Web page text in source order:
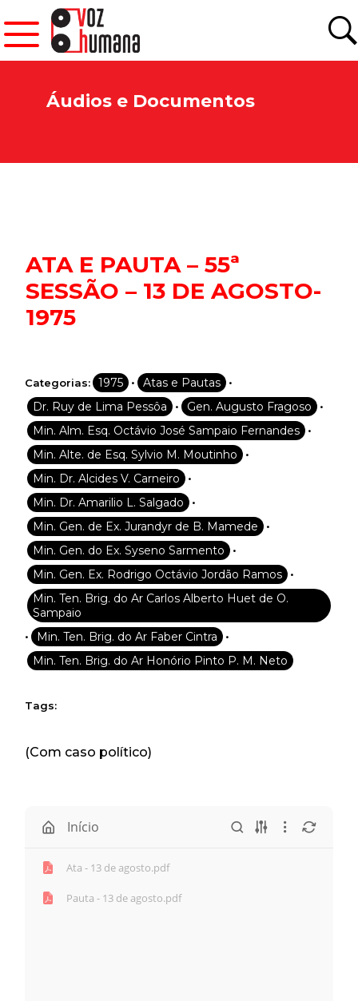
Áudios e Documentos
ATA E PAUTA – 55ª
SESSÃO – 13 DE AGOSTO-
1975
Categorias: 1975 • Atas e Pautas •
Dr. Ruy de Lima Pessôa • Gen. Augusto Fragoso •
Min. Alm. Esq. Octávio José Sampaio Fernandes •
Min. Alte. de Esq. Sylvio M. Moutinho •
Min. Dr. Alcides V. Carneiro •
Min. Dr. Amarilio L. Salgado •
Min. Gen. de Ex. Jurandyr de B. Mamede •
Min. Gen. do Ex. Syseno Sarmento •
Min. Gen. Ex. Rodrigo Octávio Jordão Ramos •
Min. Ten. Brig. do Ar Carlos Alberto Huet de O.
Sampaio
• Min. Ten. Brig. do Ar Faber Cintra •
Min. Ten. Brig. do Ar Honório Pinto P. M. Neto
Tags:
(Com caso político)
Início
Ata - 13 de agosto.pdf
Pauta - 13 de agosto.pdf